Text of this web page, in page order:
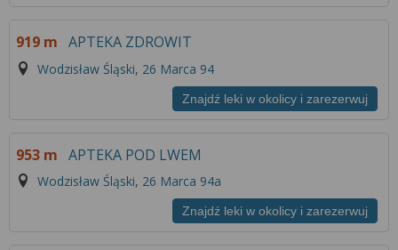
919 m APTEKA ZDROWIT
Wodzisław Śląski, 26 Marca 94
Znajdź leki w okolicy i zarezerwuj
953 m APTEKA POD LWEM
Wodzisław Śląski, 26 Marca 94a
Znajdź leki w okolicy i zarezerwuj